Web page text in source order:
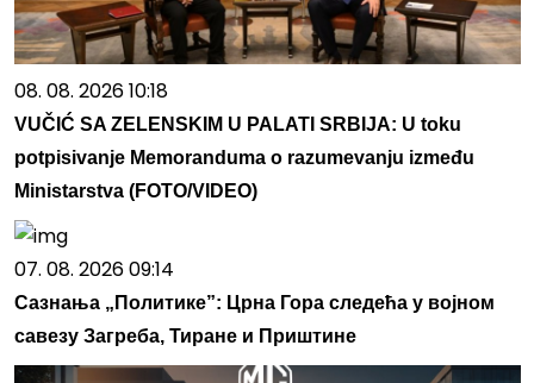
08. 08. 2026 10:18
VUČIĆ SA ZELENSKIM U PALATI SRBIJA: U toku
potpisivanje Memoranduma o razumevanju između
Ministarstva (FOTO/VIDEO)
07. 08. 2026 09:14
Сазнања „Политике”: Црна Гора следећа у војном
савезу Загреба, Тиране и Приштине